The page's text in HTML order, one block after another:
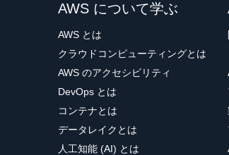
AWS について学ぶ
AWS とは
クラウドコンピューティングとは
AWS のアクセシビリティ
DevOps とは
コンテナとは
データレイクとは
人工知能 (AI) とは